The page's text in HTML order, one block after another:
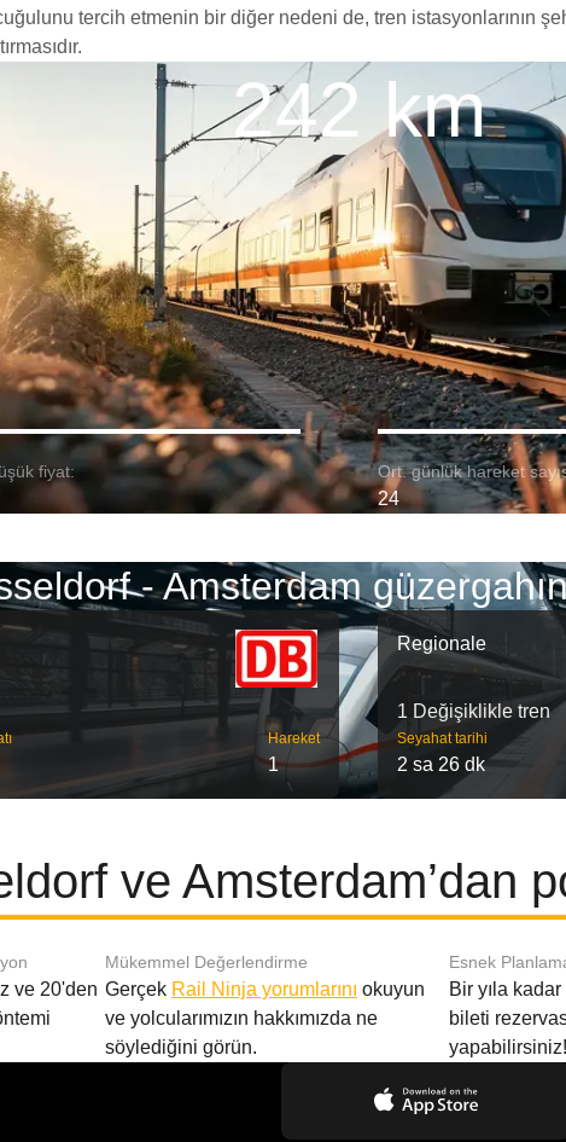
tercih etmenin bir diğer nedeni de, tren istasyonlarının
242 km
fiyat: Ort. günlük hareket
24
- Amsterdam
Hareket
1
Regionale
1 Değişiklikle tren
Seyahat tarihi
2 sa 26 dk
ve Amsterdam’dan
ve 20'den
Mükemmel Değerlendirme
Gerçek Rail Ninja yorumlarını okuyun
ve yolcularımızın hakkımızda ne
söylediğini görün.
Esnek
Bir yıla
bileti
yapabilirsiniz!